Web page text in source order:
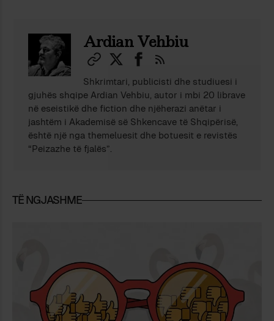
Ardian Vehbiu
Shkrimtari, publicisti dhe studiuesi i
gjuhës shqipe Ardian Vehbiu, autor i mbi 20 librave
në eseistikë dhe fiction dhe njëherazi anëtar i
jashtëm i Akademisë së Shkencave të Shqipërisë,
është një nga themeluesit dhe botuesit e revistës
“Peizazhe të fjalës”.
TË NGJASHME